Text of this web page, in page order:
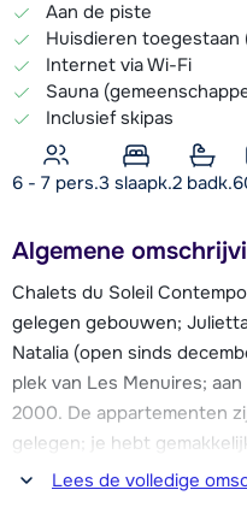
Aan de piste
Huisdieren toegestaan
Internet via Wi-Fi
Sauna
Inclusief skipas
6 - 7 pers.3 slaapk.2 badk.
Algemene
Chalets du Soleil
gelegen gebouwen;
Natalia (open sinds
plek van Les Menuires;
2000. De appartementen
gelegen; je hebt
en het beginnersgebied
heeft zijn eigen skilocker
Lees de volledige